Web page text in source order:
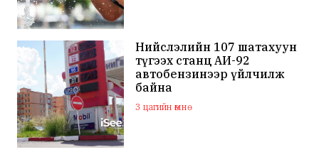
Нийслэлийн 107 шатахуун
түгээх станц АИ-92
автобензинээр үйлчилж
байна
3 цагийн өмнө